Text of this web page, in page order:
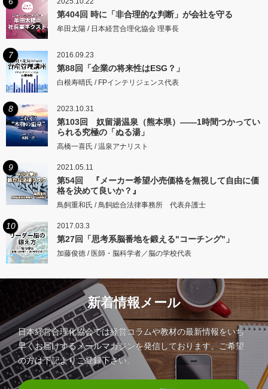
第404回 時に「非合理的な判断」が会社を守る
牟田太陽 / 日本経営合理化協会 理事長
7 2016.09.23
第88回「企業の将来性はESG？」
白根寿晴氏 / FPインテリジェンス代表
8 2023.10.31
第103回 奴留湯温泉（熊本県）――1時間つかってい
られる究極の「ぬる湯」
高橋一喜氏 / 温泉アナリスト
9 2021.05.11
第54回 『メーカー希望小売価格を無視して自由に価
格を決めて良いか？』
鳥飼重和氏 / 鳥飼総合法律事務所 代表弁護士
10 2017.03.3
第27回「思考系脳番地を鍛える"コーチング"」
加藤俊徳 / 医師・脳科学者／脳の学校代表
新着情報メール
日本経営合理化協会では経営コラムや教材の最新情報をいち
早くお届けするメールマガジンを発信しております。ご希望
の方は下記よりご登録下さい。